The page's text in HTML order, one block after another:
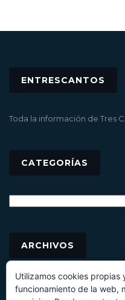
ENTRESCANTOS
Toda la información de Tres
CATEGORÍAS
ARCHIVOS
Utilizamos cookies
funcionamiento de la web,